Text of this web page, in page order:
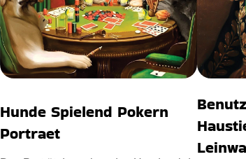
Hunde Spielend Pokern
Portraet